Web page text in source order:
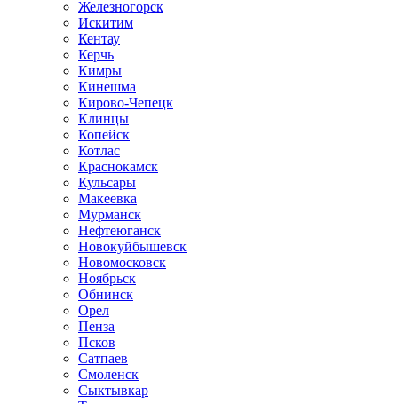
Железногорск
Искитим
Кентау
Керчь
Кимры
Кинешма
Кирово-Чепецк
Клинцы
Копейск
Котлас
Краснокамск
Кульсары
Макеевка
Мурманск
Нефтеюганск
Новокуйбышевск
Новомосковск
Ноябрьск
Обнинск
Орел
Пенза
Псков
Сатпаев
Смоленск
Сыктывкар